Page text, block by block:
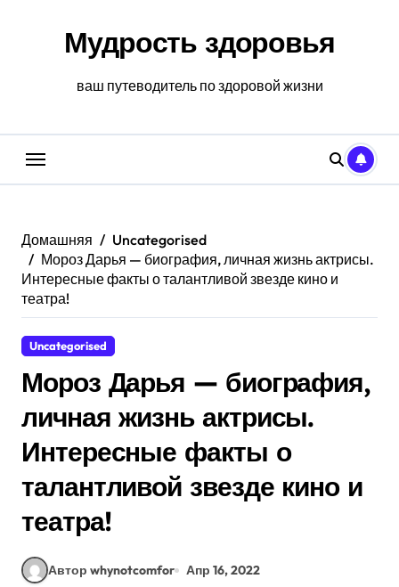
содержаниюМудрость здоровья
ваш путеводитель по здоровой жизни
Домашняя
Uncategorised
Мороз Дарья — биография, личная жизнь актрисы.
Интересные факты о талантливой звезде кино и
театра!
Uncategorised
Мороз Дарья — биография,
личная жизнь актрисы.
Интересные факты о
талантливой звезде кино и
театра!
Автор whynotcomfor
Апр 16, 2022